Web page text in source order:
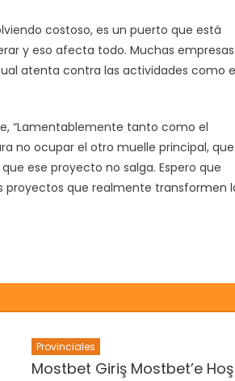
costoso, es un puerto que está
y eso afecta todo. Muchas empresas
atenta contra las actividades como
“Lamentablemente tanto como el
no ocupar el otro muelle principal, que
ese proyecto no salga. Espero que
proyectos que realmente transformen
Provinciales
Mostbet Giriş Mostbet’e Hoş